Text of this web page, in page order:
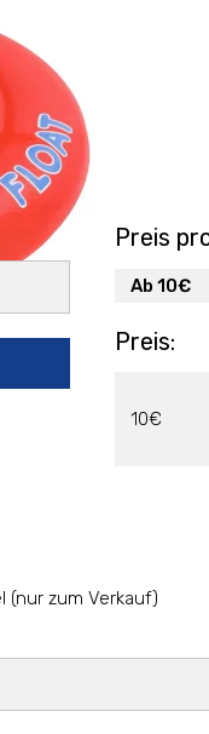
Preis
Ab 10€
Preis:
10€
(nur zum Verkauf)